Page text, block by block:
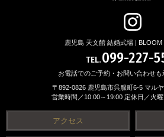
鹿児島 天文館 結婚式場 | BLOOM
TEL.099-227-
お電話でのご予約・お問い合わせ
〒892-0826 鹿児島市呉服町6-5 マル
営業時間／10:00～19:00 定休日／火
アクセス